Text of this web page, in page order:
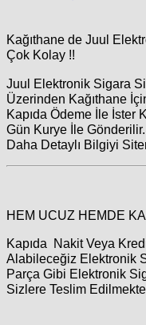
Kağıthane de Juul
Çok Kolay !!
Juul Elektronik Sigara
Üzerinden Kağıthane
Kapıda Ödeme İle İster
Gün Kurye İle
Daha Detaylı Bilgiyi
HEM UCUZ HEMDE
Kapıda Nakit Veya
Alabileceğiz Elektronik
Parça Gibi Elektronik
Sizlere Teslim